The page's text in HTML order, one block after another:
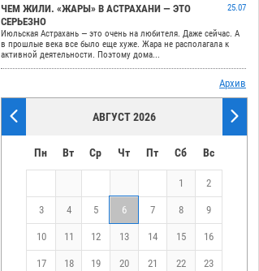
ЧЕМ ЖИЛИ. «ЖАРЫ» В АСТРАХАНИ — ЭТО
СЕРЬЕЗНО
25.07
Июльская Астрахань — это очень на любителя. Даже сейчас. А
в прошлые века все было еще хуже. Жара не располагала к
активной деятельности. Поэтому дома...
Архив
АВГУСТ 2026
Пн Вт Ср Чт Пт Сб Вс
1 2
3 4 5 6 7 8 9
10 11 12 13 14 15 16
17 18 19 20 21 22 23